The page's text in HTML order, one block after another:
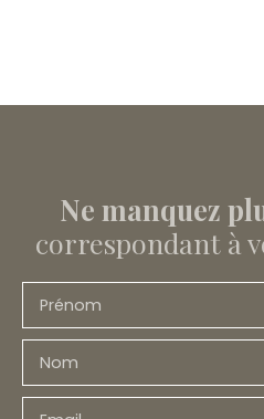
Ne manquez
correspondant à
Prénom
Nom